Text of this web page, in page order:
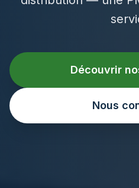
Découvrir
Nous